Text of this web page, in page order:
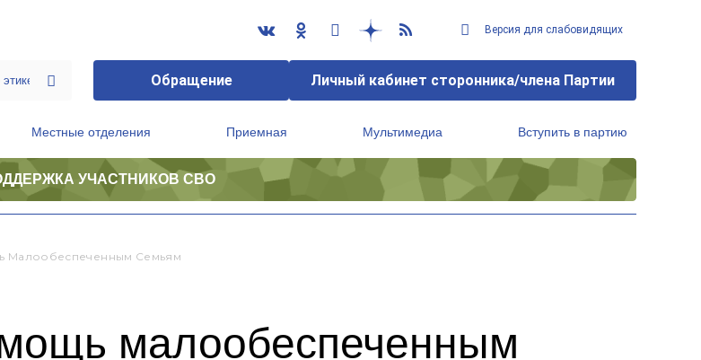
Версия для слабовидящих
Обращение Личный кабинет сторонника/члена Партии
Местные отделения Приемная Мультимедиа Вступить в партию
УЧАСТНИКОВ СВО
Малообеспеченным Семьям
малообеспеченным